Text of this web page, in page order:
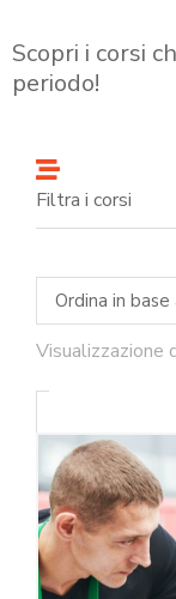
Scopri i corsi
periodo!
Filtra i corsi
Visualizzazione